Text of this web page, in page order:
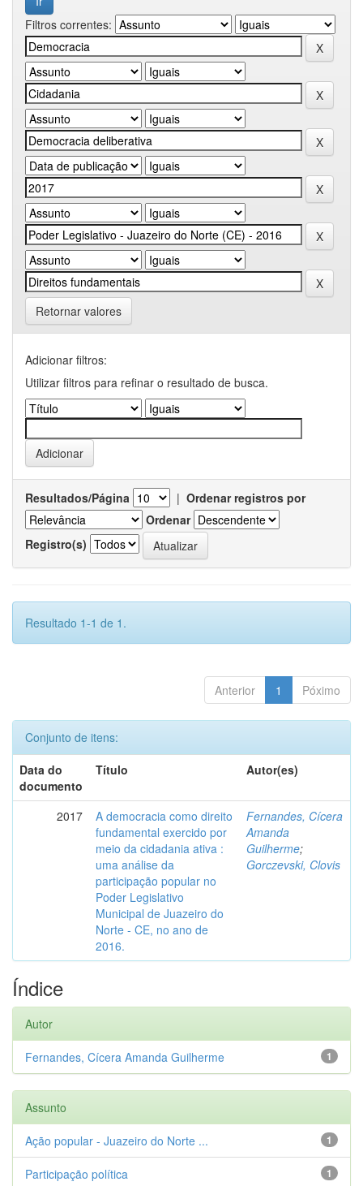
Filtros correntes:
Retornar valores
Adicionar filtros:
Utilizar filtros para refinar o resultado de busca.
Resultados/Página | Ordenar registros por
Ordenar
Registro(s)
Resultado 1-1 de 1.
Anterior 1 Póximo
Conjunto de itens:
Data do
documento
Título Autor(es)
2017
A democracia como direito
fundamental exercido por
meio da cidadania ativa :
uma análise da
participação popular no
Poder Legislativo
Municipal de Juazeiro do
Norte - CE, no ano de
2016.
Fernandes, Cícera
Amanda
Guilherme;
Gorczevski, Clovis
Índice
Autor
1
Fernandes, Cícera Amanda Guilherme
Assunto
1
Ação popular - Juazeiro do Norte ...
1
Participação política